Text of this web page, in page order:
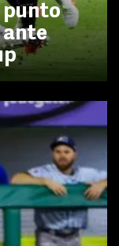
punto
ante